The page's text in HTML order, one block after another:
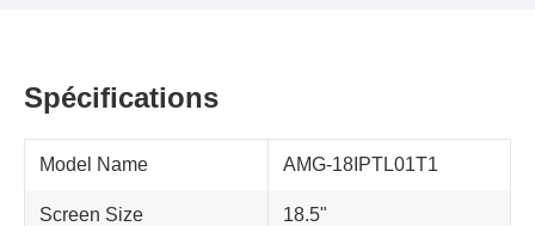
Spécifications
Model Name AMG-18IPTL01T1
Screen Size 18.5"